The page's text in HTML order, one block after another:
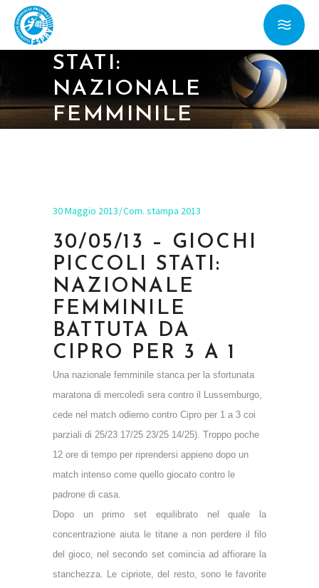
STATI:
NAZIONALE
FEMMINILE
30 Maggio 2013 Com. stampa 2013
30/05/13 – GIOCHI
PICCOLI STATI:
NAZIONALE
FEMMINILE
BATTUTA DA
CIPRO PER 3 A 1
Una nazionale femminile stanca per la sfortunata
maratona di mercoledì sera contro il Lussemburgo,
cede nel match odierno contro Cipro per 1 a 3 coi
parziali di 25/23 17/25 23/25 14/25). Troppo poche
12 ore di tempo per riprendersi appieno dopo un
match intenso come quello giocato contro le
padrone di casa.
Dopo un primo set equilibrato nel quale la
concentrazione aiuta le titane a non perdere il filo
del gioco, nel secondo set comincia ad affiorare la
stanchezza. Le cipriote, del resto, sono le favorite